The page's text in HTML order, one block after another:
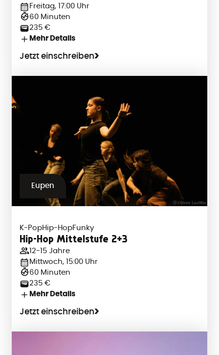
Freitag, 17:00 Uhr
60 Minuten
235 €
Mehr Details
Jetzt einschreiben
Eupen
K-PopHip-HopFunky
Hip-Hop Mittelstufe 2+3
12-15 Jahre
Mittwoch, 15:00 Uhr
60 Minuten
235 €
Mehr Details
Jetzt einschreiben